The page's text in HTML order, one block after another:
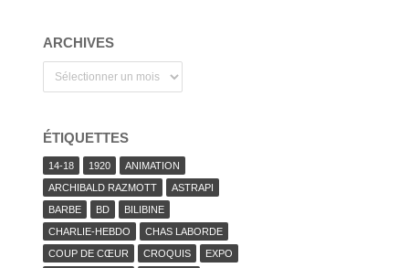
ARCHIVES
ÉTIQUETTES
14-18 1920
ANIMATION
ARCHIBALD RAZMOTT
ASTRAPI
BARBE
BD
BILIBINE
CHARLIE-HEBDO
CHAS LABORDE
COUP DE CŒUR
CROQUIS
EXPO